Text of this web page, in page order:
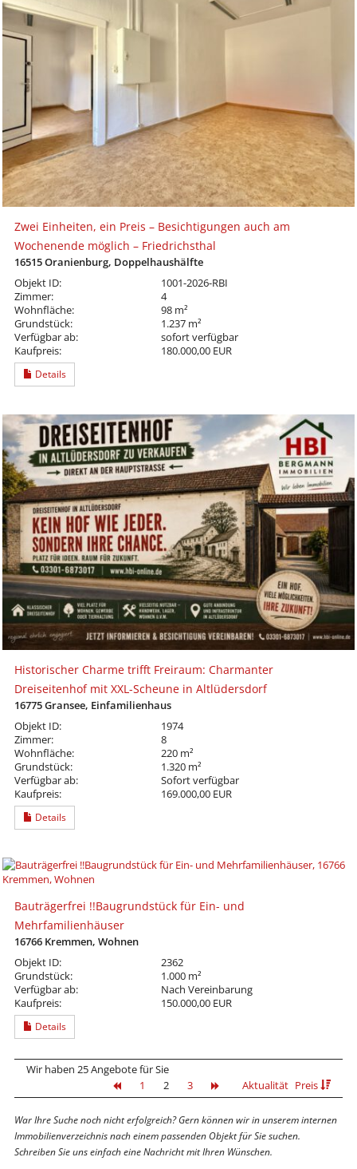
Zwei Einheiten, ein Preis – Besichtigungen auch am
Wochenende möglich – Friedrichsthal
16515 Oranienburg, Doppelhaushälfte
Objekt ID:
1001-2026-RBI
Zimmer:
4
Wohnfläche:
98 m²
Grundstück:
1.237 m²
Verfügbar ab:
sofort verfügbar
Kaufpreis:
180.000,00 EUR
Details
Historischer Charme trifft Freiraum: Charmanter
Dreiseitenhof mit XXL-Scheune in Altlüdersdorf
16775 Gransee, Einfamilienhaus
Objekt ID:
1974
Zimmer:
8
Wohnfläche:
220 m²
Grundstück:
1.320 m²
Verfügbar ab:
Sofort verfügbar
Kaufpreis:
169.000,00 EUR
Details
Bauträgerfrei !!Baugrundstück für Ein- und
Mehrfamilienhäuser
16766 Kremmen, Wohnen
Objekt ID:
2362
Grundstück:
1.000 m²
Verfügbar ab:
Nach Vereinbarung
Kaufpreis:
150.000,00 EUR
Details
Wir haben 25 Angebote für Sie
1
2 3 Aktualität Preis
War Ihre Suche noch nicht erfolgreich? Gern können wir in unserem internen
Immobilienverzeichnis nach einem passenden Objekt für Sie suchen.
Schreiben Sie uns einfach eine Nachricht mit Ihren Wünschen.